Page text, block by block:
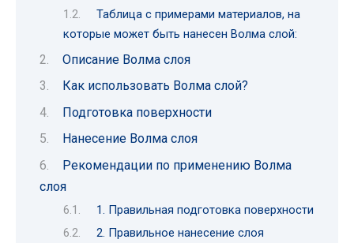
Таблица с примерами материалов, на
которые может быть нанесен Волма слой:
Описание Волма слоя
Как использовать Волма слой?
Подготовка поверхности
Нанесение Волма слоя
Рекомендации по применению Волма
слоя
1. Правильная подготовка поверхности
2. Правильное нанесение слоя